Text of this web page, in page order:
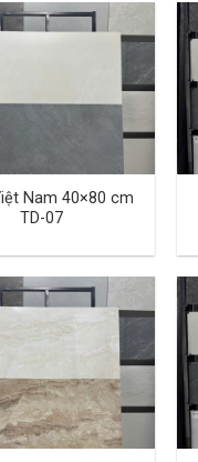
Nam 40×80 cm
TD-07